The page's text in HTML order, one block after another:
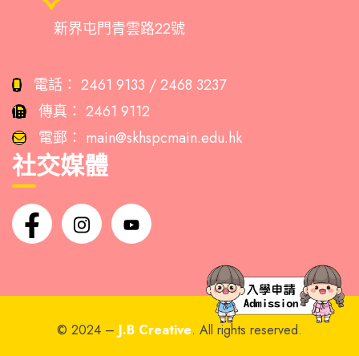
新界屯門青雲路22號
電話： 2461 9133 / 2468 3237
傳真： 2461 9112
電郵： main@skhspcmain.edu.hk
社交媒體
© 2024 – J.B Creative. All rights reserved.